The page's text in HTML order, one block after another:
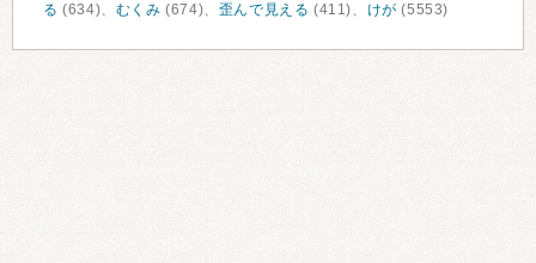
る (634)、 むくみ (674)、 歪んで見える (411)、 けが (5553)